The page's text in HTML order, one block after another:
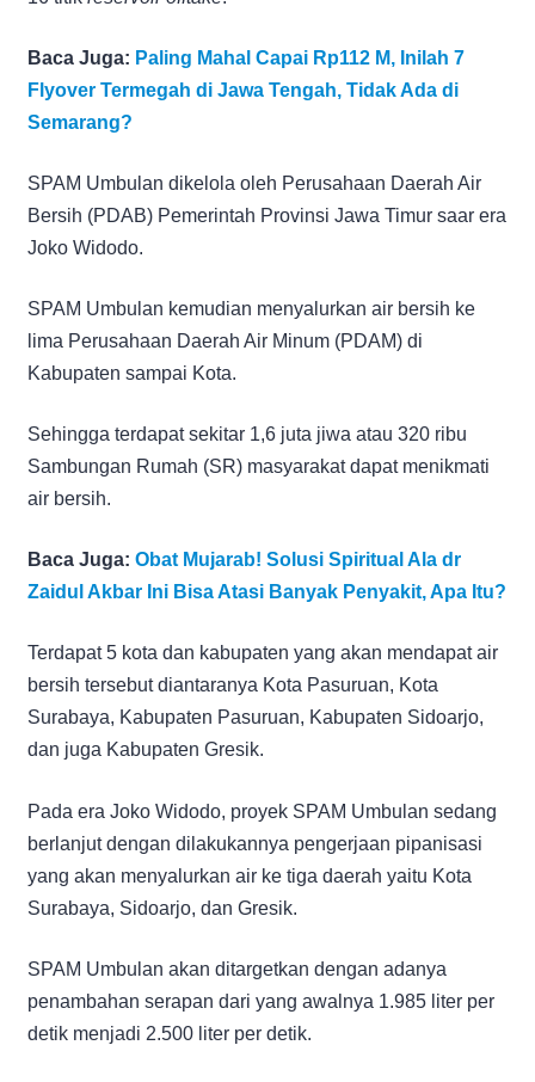
Baca Juga: Paling Mahal Capai Rp112 M, Inilah 7
Flyover Termegah di Jawa Tengah, Tidak Ada di
Semarang?
SPAM Umbulan dikelola oleh Perusahaan Daerah Air
Bersih (PDAB) Pemerintah Provinsi Jawa Timur saar era
Joko Widodo.
SPAM Umbulan kemudian menyalurkan air bersih ke
lima Perusahaan Daerah Air Minum (PDAM) di
Kabupaten sampai Kota.
Sehingga terdapat sekitar 1,6 juta jiwa atau 320 ribu
Sambungan Rumah (SR) masyarakat dapat menikmati
air bersih.
Baca Juga: Obat Mujarab! Solusi Spiritual Ala dr
Zaidul Akbar Ini Bisa Atasi Banyak Penyakit, Apa Itu?
Terdapat 5 kota dan kabupaten yang akan mendapat air
bersih tersebut diantaranya Kota Pasuruan, Kota
Surabaya, Kabupaten Pasuruan, Kabupaten Sidoarjo,
dan juga Kabupaten Gresik.
Pada era Joko Widodo, proyek SPAM Umbulan sedang
berlanjut dengan dilakukannya pengerjaan pipanisasi
yang akan menyalurkan air ke tiga daerah yaitu Kota
Surabaya, Sidoarjo, dan Gresik.
SPAM Umbulan akan ditargetkan dengan adanya
penambahan serapan dari yang awalnya 1.985 liter per
detik menjadi 2.500 liter per detik.